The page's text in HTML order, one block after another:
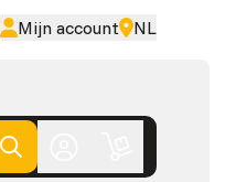
Mijn account NL